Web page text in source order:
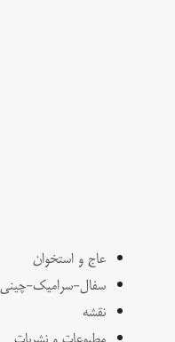
عاج و استخوان
سفال-سرامیک-چینی
نقشه